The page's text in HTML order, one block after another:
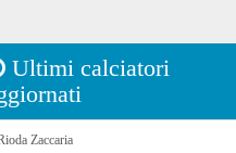
Ultimi calciatori
Zaccaria